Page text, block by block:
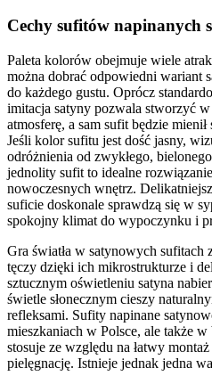
Cechy sufitów napinanych
Paleta kolorów obejmuje wiele
można dobrać odpowiedni wariant
do każdego gustu. Oprócz
imitacja satyny pozwala stworzyć
atmosferę, a sam sufit będzie
Jeśli kolor sufitu jest dość jasny,
odróżnienia od zwykłego,
jednolity sufit to idealne
nowoczesnych wnętrz.
suficie doskonale sprawdzą się w
spokojny klimat do wypoczynku i
Gra światła w satynowych
tęczy dzięki ich mikrostrukturze i
sztucznym oświetleniu satyna
świetle słonecznym cieszy
refleksami. Sufity napinane
mieszkaniach w Polsce, ale także
stosuje ze względu na łatwy
pielęgnację. Istnieje jednak jedna